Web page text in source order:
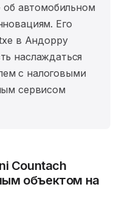
об автомобильном
Его
в Андорру
наслаждаться
с налоговыми
сервисом
Countach
объектом на